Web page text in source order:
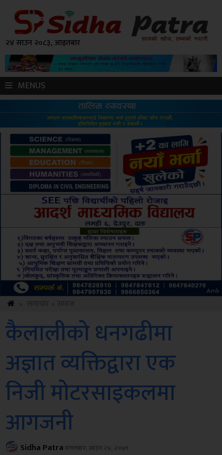
२४ साउन २०८३, आइतबार
MENUS
ksbus
कैलालीको धनगढीमा
अज्ञात व्यक्तिद्वारा एक
निजी मोटरसाइकलमा
आगजनी
Sidha Patraमंगलबार, साउन २४, २०७९